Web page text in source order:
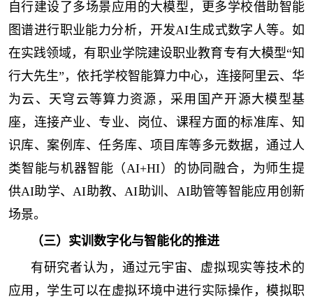
自行建设了多场景应用的大模型，更多学校借助智能
图谱进行职业能力分析，开发AI生成式数字人等。如
在实践领域，有职业学院建设职业教育专有大模型“知
行大先生”，依托学校智能算力中心，连接阿里云、华
为云、天穹云等算力资源，采用国产开源大模型基
座，连接产业、专业、岗位、课程方面的标准库、知
识库、案例库、任务库、项目库等多元数据，通过人
类智能与机器智能（AI+HI）的协同融合，为师生提
供AI助学、AI助教、AI助训、AI助管等智能应用创新
场景。
（三）实训数字化与智能化的推进
有研究者认为，通过元宇宙、虚拟现实等技术的
应用，学生可以在虚拟环境中进行实际操作，模拟职